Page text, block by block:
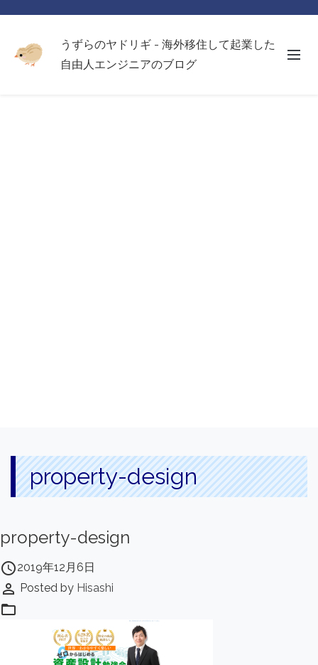
うずらのヤドリギ - 海外移住して起業した
自由人エンジニアのブログ
property-design
property-design
access_time2019年12月6日
perm_identity Posted by Hisashi
folder_open